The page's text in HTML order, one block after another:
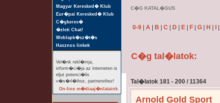
Magyar Keresked� Klub
Eur�pai Keresked� Klub
C�gkeres�
�zleti Chat!
Weblapk�sz�t�s
Hasznos linkek
Vel�nk rekl�mja,
inform�ci�ja az interneten is
eljut potenci�lis
v�s�rl�ihoz, partnereihez!
On-line m�diaaj�nlataink
C�G KATAL�GUS
0-9 A B C D E F G H
C�g tal�latok:
Tal�latok 181 - 200 / 11364
Arnold Gold Sport